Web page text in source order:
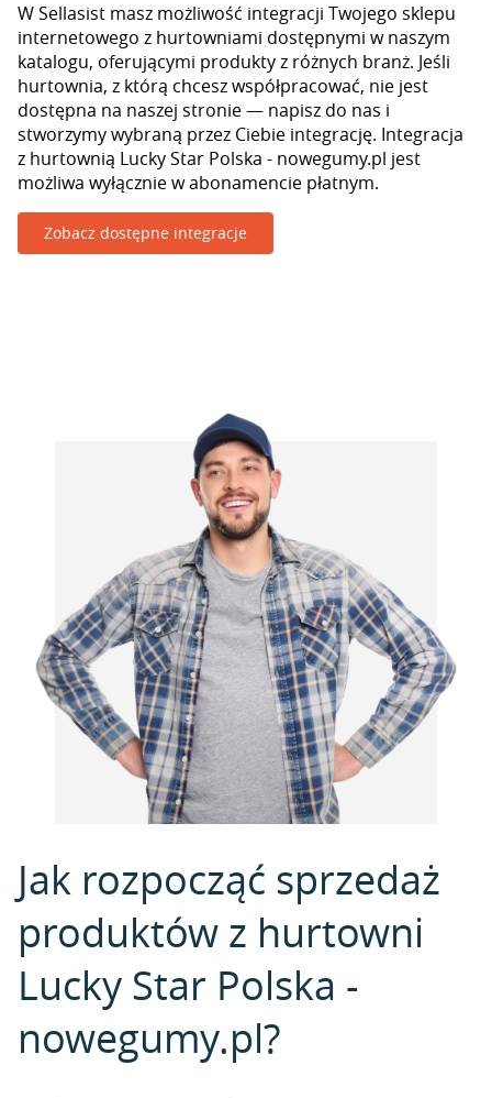
W Sellasist masz możliwość integracji Twojego sklepu
internetowego z hurtowniami dostępnymi w naszym
katalogu, oferującymi produkty z różnych branż. Jeśli
hurtownia, z którą chcesz współpracować, nie jest
dostępna na naszej stronie — napisz do nas i
stworzymy wybraną przez Ciebie integrację. Integracja
z hurtownią Lucky Star Polska - nowegumy.pl jest
możliwa wyłącznie w abonamencie płatnym.
Zobacz dostępne integracje
Jak rozpocząć sprzedaż
produktów z hurtowni
Lucky Star Polska -
nowegumy.pl?